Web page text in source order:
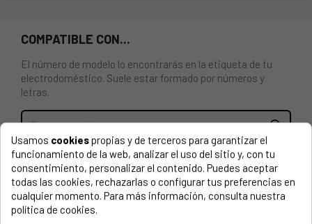
COMPATIBLE CON...
El número de modelo lo encontrarás en la etiqueta de tu
electrodoméstico. Suele estar formado por números y
letras.
Dial horno Fagor, 4 funciones C20K013A1
EDESA, 2H-105
EDESA, 2H-130
Usamos cookiespropias y de terceros para garantizar el
funcionamiento de la web, analizar el uso del sitio y, con tu
consentimiento, personalizar el contenido. Puedes aceptar
todas las cookies, rechazarlas o configurar tus preferencias en
cualquier momento. Para más información, consulta nuestra
política de cookies.